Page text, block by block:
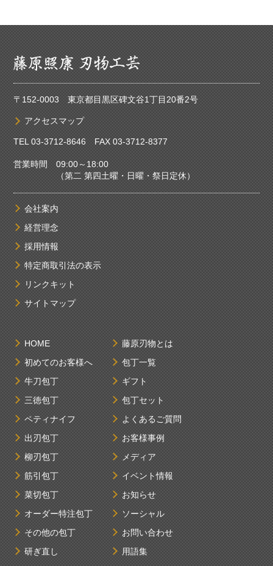
〒152-0003 東京都目黒区碑文谷1丁目20番2号
アクセスマップ
TEL03-3712-8646FAX 03-3712-8377
営業時間 09:00～18:00
（第二 第四土曜・日曜・祭日定休）
会社案内
経営理念
採用情報
特定商取引法の表示
リンクキット
サイトマップ
HOME
初めてのお客様へ
牛刀包丁
三徳包丁
ペティナイフ
出刃包丁
柳刃包丁
筋引包丁
菜切包丁
オーダー特注包丁
その他の包丁
研ぎ直し
藤原刃物とは
包丁一覧
ギフト
包丁セット
よくあるご質問
お客様事例
メディア
イベント情報
お知らせ
ソーシャル
お問い合わせ
用語集